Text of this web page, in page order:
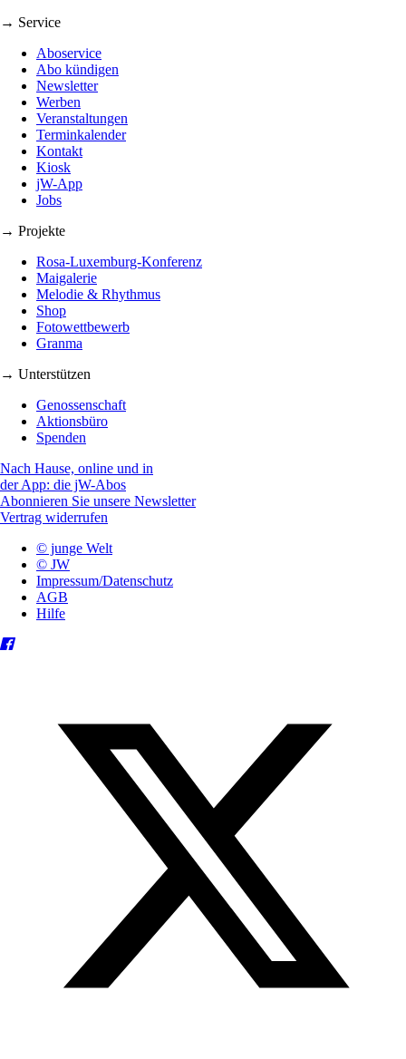
→ Service
Aboservice
Abo kündigen
Newsletter
Werben
Veranstaltungen
Terminkalender
Kontakt
Kiosk
jW-App
Jobs
→ Projekte
Rosa-Luxemburg-Konferenz
Maigalerie
Melodie & Rhythmus
Shop
Fotowettbewerb
Granma
→ Unterstützen
Genossenschaft
Aktionsbüro
Spenden
Nach Hause, online und in
der App: die jW-Abos
Abonnieren Sie unsere Newsletter
Vertrag widerrufen
© junge Welt
© JW
Impressum/Datenschutz
AGB
Hilfe